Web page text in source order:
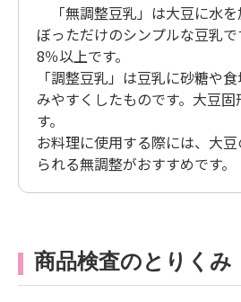
「無調整豆乳」は大豆に水を
ぼっただけのシンプルな豆乳
8％以上です。
「調整豆乳」は豆乳に砂糖や
みやすくしたものです。大豆
す。
お料理に使用する際には、大
られる無調整がおすすめです。
商品検査のとりくみ